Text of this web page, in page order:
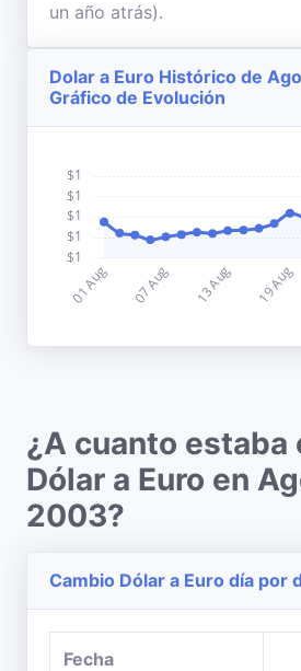
un año atrás).
Dolar a Euro Histórico de
Gráfico de Evolución
¿A cuanto estaba
Dólar a Euro en
2003?
Cambio Dólar a Euro día por
Fecha